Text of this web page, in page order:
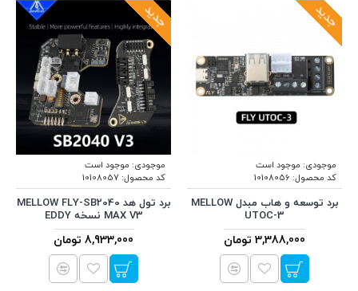
جدید
موجودی: موجود است
کد محصول: 10108056
برد توسعه و هاب مبدل MELLOW
UTOC-3
3,388,000 تومان
جدید
موجودی: موجود است
کد محصول:10108057
برد تول هد MELLOW FLY-SB2040
MAX V3 نسخه EDDY
8,933,000 تومان